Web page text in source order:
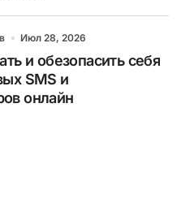
Июл 28, 2026
и обезопасить себя
SMS и
онлайн